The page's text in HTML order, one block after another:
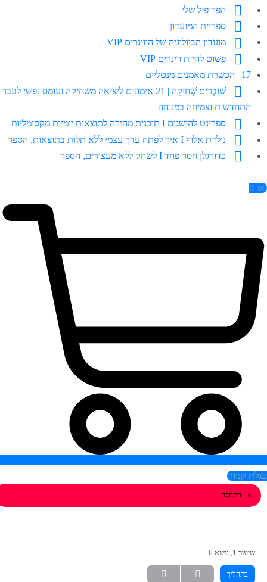
הפרופיל שלי
ספריית המועדון
מועדון הביולוגיה של הווינרים VIP
פשוט להיות ווינרים VIP
17 | הכשרת מאמנים מנטליים
שׁוֹבְרִים שְׁחִיקָה | 21 אימונים ליציאה משחיקה ועומס נפשי לעבר
התחדשות וצמיחה במנוחה
ספרינט להישגים I תוכנית מהירה לתוצאות יומיות מקסימליות
נולדת אלוף I איך לפתח ערך עצמי ללא תלות בתוצאות, הספר
כדורגלן חסר פחד I לשחק ללא מעצורים, הספר
0
קניות
התחבר
שיעור 1, נושא 6
בתהליך